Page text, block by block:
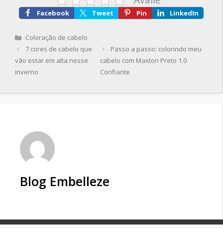
Facebook Tweet Pin LinkedIn
Categorias
Coloração de cabelo
7 cores de cabelo que
vão estar em alta nesse
inverno
Passo a passo: colorindo meu
cabelo com Maxton Preto 1.0
Confiante
Blog Embelleze